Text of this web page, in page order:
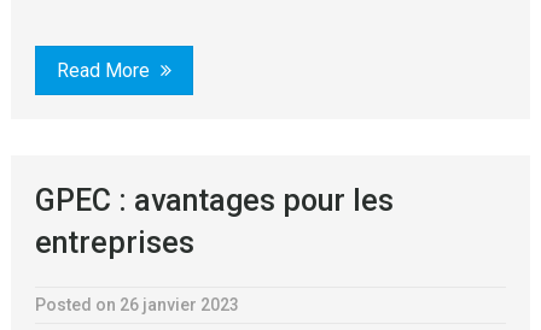
Read More
GPEC : avantages pour les
entreprises
Posted on 26 janvier 2023